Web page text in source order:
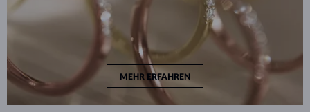
MEHR ERFAHREN